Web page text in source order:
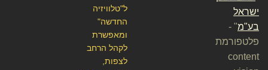
ל"טלוויזיה
החדשה"
ומאפשרת
לקהל הרחב
לצפות,
ישראל
בע"מ" -
פלטפורמת
content